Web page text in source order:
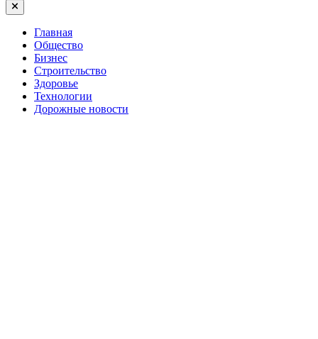
Close
Главная
Общество
Бизнес
Строительство
Здоровье
Технологии
Дорожные новости